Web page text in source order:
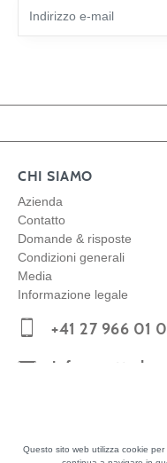
CHI SIAMO
Azienda
Contatto
Domande & risposte
Condizioni generali
Media
Informazione legale
+41 27 966 01
Questo sito web utilizza cookie